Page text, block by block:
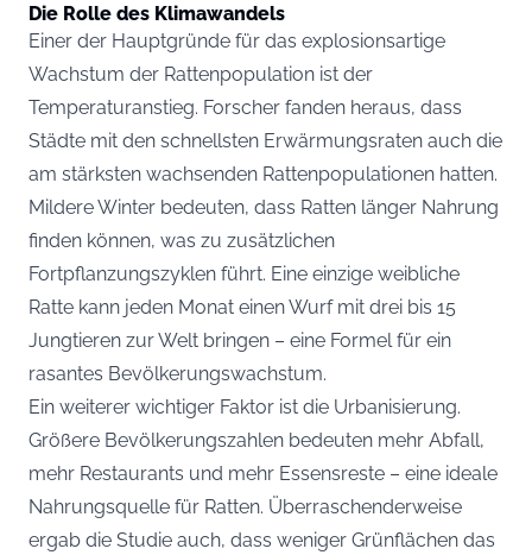
Die Rolle des Klimawandels
Einer der Hauptgründe für das explosionsartige
Wachstum der Rattenpopulation ist der
Temperaturanstieg. Forscher fanden heraus, dass
Städte mit den schnellsten Erwärmungsraten auch die
am stärksten wachsenden Rattenpopulationen hatten.
Mildere Winter bedeuten, dass Ratten länger Nahrung
finden können, was zu zusätzlichen
Fortpflanzungszyklen führt. Eine einzige weibliche
Ratte kann jeden Monat einen Wurf mit drei bis 15
Jungtieren zur Welt bringen – eine Formel für ein
rasantes Bevölkerungswachstum.
Ein weiterer wichtiger Faktor ist die Urbanisierung.
Größere Bevölkerungszahlen bedeuten mehr Abfall,
mehr Restaurants und mehr Essensreste – eine ideale
Nahrungsquelle für Ratten. Überraschenderweise
ergab die Studie auch, dass weniger Grünflächen das